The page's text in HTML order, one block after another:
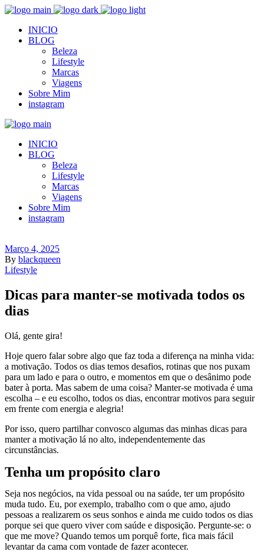
INICIO
BLOG
Beleza
Lifestyle
Marcas
Viagens
Sobre Mim
instagram
INICIO
BLOG
Beleza
Lifestyle
Marcas
Viagens
Sobre Mim
instagram
Março 4, 2025
By blackqueen
Lifestyle
Dicas para manter-se motivada todos os
dias
Olá, gente gira!
Hoje quero falar sobre algo que faz toda a diferença na minha vida:
a motivação. Todos os dias temos desafios, rotinas que nos puxam
para um lado e para o outro, e momentos em que o desânimo pode
bater à porta. Mas sabem de uma coisa? Manter-se motivada é uma
escolha – e eu escolho, todos os dias, encontrar motivos para seguir
em frente com energia e alegria!
Por isso, quero partilhar convosco algumas das minhas dicas para
manter a motivação lá no alto, independentemente das
circunstâncias.
Tenha um propósito claro
Seja nos negócios, na vida pessoal ou na saúde, ter um propósito
muda tudo. Eu, por exemplo, trabalho com o que amo, ajudo
pessoas a realizarem os seus sonhos e ainda me cuido todos os dias
porque sei que quero viver com saúde e disposição. Pergunte-se: o
que me move? Quando temos um porquê forte, fica mais fácil
levantar da cama com vontade de fazer acontecer.